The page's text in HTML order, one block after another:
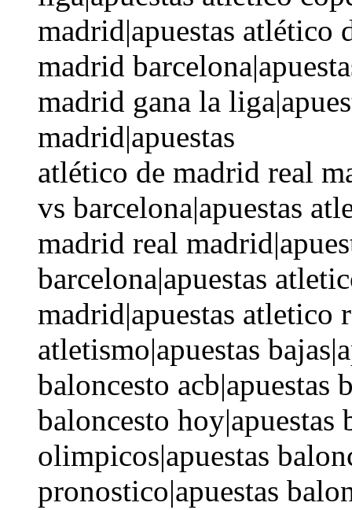
madrid|apuestas atlético
madrid
madrid gana la
madrid|apuestas
atlético de madrid real
vs barcelona|apuestas
madrid real
barcelona|apuestas
madrid|apuestas atletico
atletismo|apuestas
baloncesto acb|apuestas
baloncesto hoy|apuestas
olimpicos|apuestas
pronostico|apuestas